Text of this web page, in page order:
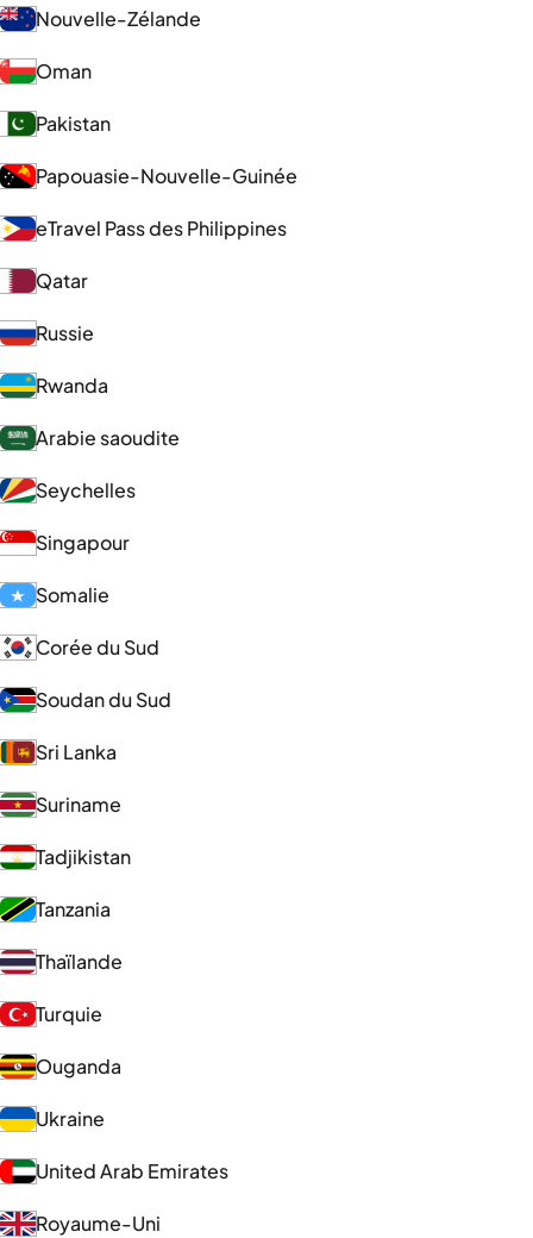
Nouvelle-Zélande
Oman
Pakistan
Papouasie-Nouvelle-Guinée
eTravel Pass des Philippines
Qatar
Russie
Rwanda
Arabie saoudite
Seychelles
Singapour
Somalie
Corée du Sud
Soudan du Sud
Sri Lanka
Suriname
Tadjikistan
Tanzania
Thaïlande
Turquie
Ouganda
Ukraine
United Arab Emirates
Royaume-Uni